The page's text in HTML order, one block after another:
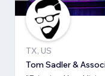
TX, US
Tom Sadler &